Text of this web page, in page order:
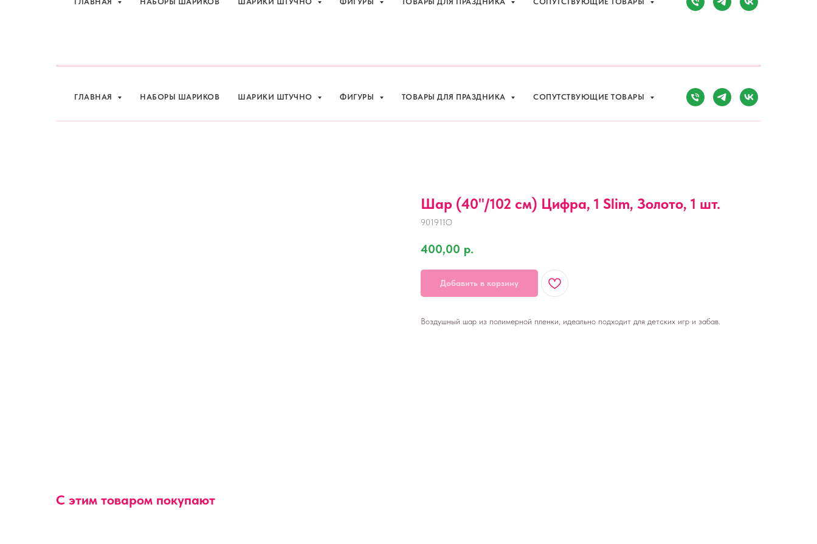
ГЛАВНАЯ НАБОРЫ ШАРИКОВ ШАРИКИ ШТУЧНО ФИГУРЫ ТОВАРЫ ДЛЯ ПРАЗДНИКА СОПУТСТВУЮЩИЕ ТОВАРЫ
Шар (40''/102 см) Цифра, 1 Slim, Золото, 1 шт.
901911O
400,00 р.
Добавить в корзину
Воздушный шар из полимерной пленки, идеально подходит для детских игр и забав.
С этим товаром покупают